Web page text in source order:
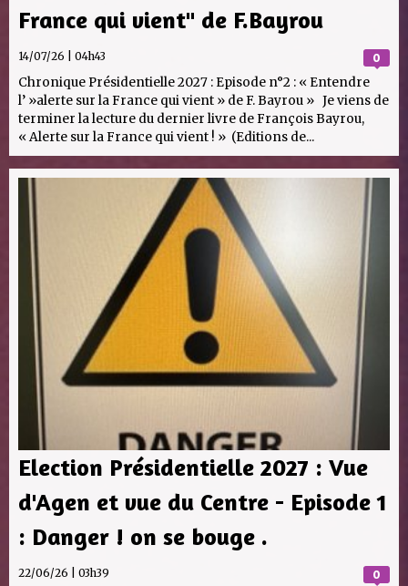
France qui vient" de F.Bayrou
0
14/07/26 | 04h43
Chronique Présidentielle 2027 : Episode n°2 : « Entendre
l’ »alerte sur la France qui vient » de F. Bayrou » Je viens de
terminer la lecture du dernier livre de François Bayrou,
« Alerte sur la France qui vient ! » (Editions de...
Election Présidentielle 2027 : Vue
d'Agen et vue du Centre - Episode 1
: Danger ! on se bouge .
0
22/06/26 | 03h39